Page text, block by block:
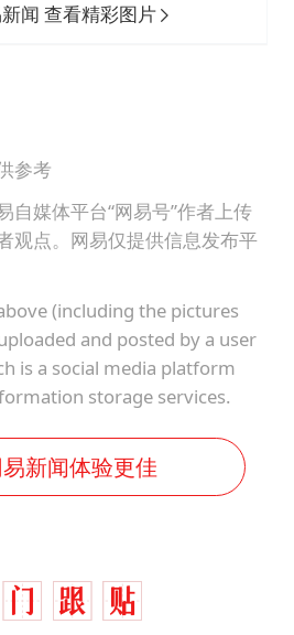
闻 查看精彩图片
参考
自媒体平台“网易号”作者上传
观点。网易仅提供信息发布平
(including the pictures
and posted by a user
is a social media platform
storage services.
新闻体验更佳